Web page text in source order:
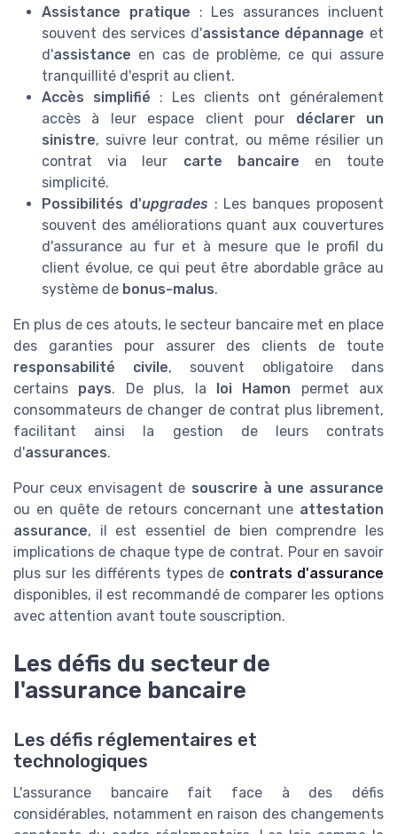
Assistance pratique : Les assurances incluent
souvent des services d'assistance dépannage et
d'assistance en cas de problème, ce qui assure
tranquillité d'esprit au client.
Accès simplifié : Les clients ont généralement
accès à leur espace client pour déclarer un
sinistre, suivre leur contrat, ou même résilier un
contrat via leur carte bancaire en toute
simplicité.
Possibilités d'upgrades : Les banques proposent
souvent des améliorations quant aux couvertures
d'assurance au fur et à mesure que le profil du
client évolue, ce qui peut être abordable grâce au
système de bonus-malus.
En plus de ces atouts, le secteur bancaire met en place
des garanties pour assurer des clients de toute
responsabilité civile, souvent obligatoire dans
certains pays. De plus, la loi Hamon permet aux
consommateurs de changer de contrat plus librement,
facilitant ainsi la gestion de leurs contrats
d'assurances.
Pour ceux envisagent de souscrire à une assurance
ou en quête de retours concernant une attestation
assurance, il est essentiel de bien comprendre les
implications de chaque type de contrat. Pour en savoir
plus sur les différents types de contrats d'assurance
disponibles, il est recommandé de comparer les options
avec attention avant toute souscription.
Les défis du secteur de
l'assurance bancaire
Les défis réglementaires et
technologiques
L'assurance bancaire fait face à des défis
considérables, notamment en raison des changements